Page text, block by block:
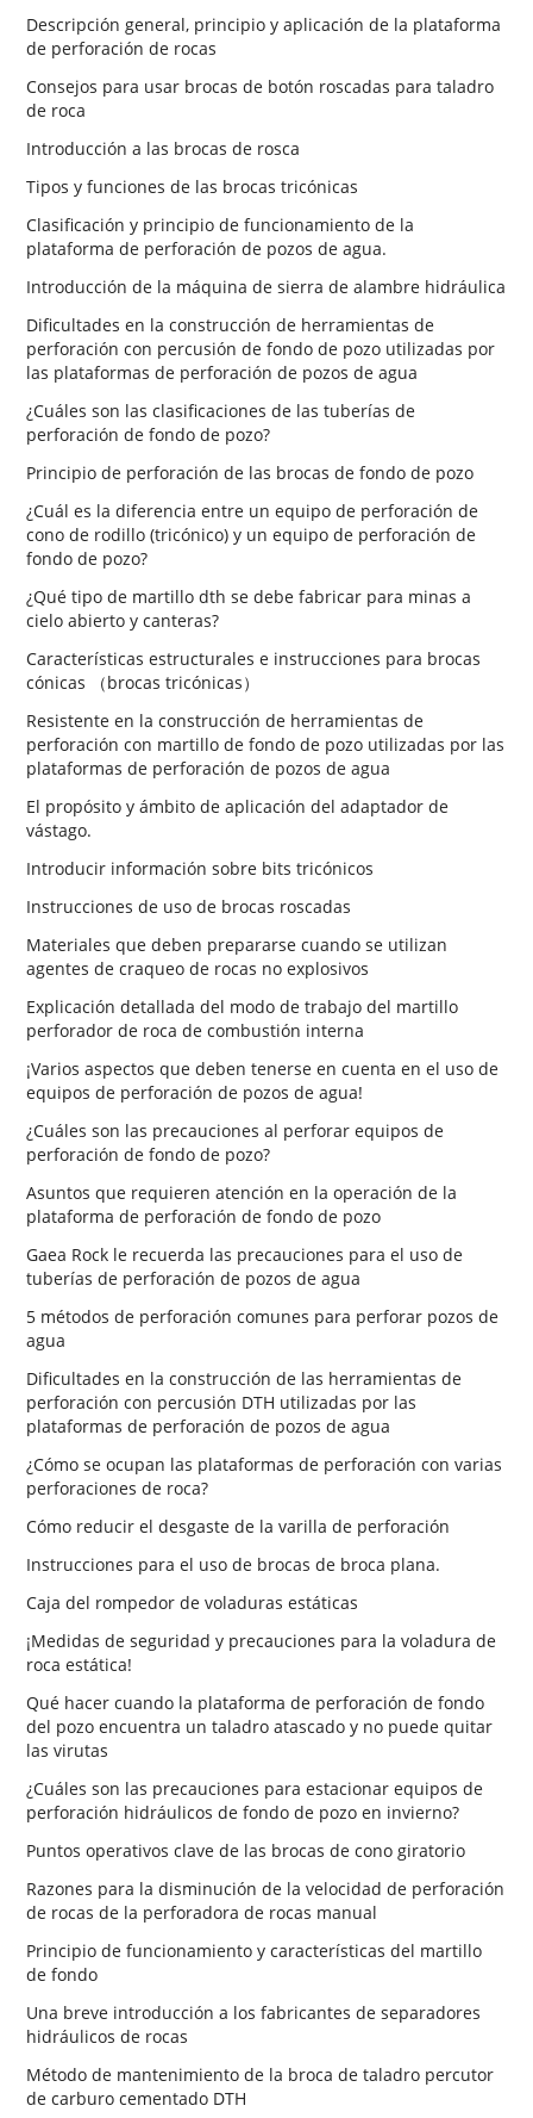
Descripción general, principio y aplicación de la plataforma
de perforación de rocas
Consejos para usar brocas de botón roscadas para taladro
de roca
Introducción a las brocas de rosca
Tipos y funciones de las brocas tricónicas
Clasificación y principio de funcionamiento de la
plataforma de perforación de pozos de agua.
Introducción de la máquina de sierra de alambre hidráulica
Dificultades en la construcción de herramientas de
perforación con percusión de fondo de pozo utilizadas por
las plataformas de perforación de pozos de agua
¿Cuáles son las clasificaciones de las tuberías de
perforación de fondo de pozo?
Principio de perforación de las brocas de fondo de pozo
¿Cuál es la diferencia entre un equipo de perforación de
cono de rodillo (tricónico) y un equipo de perforación de
fondo de pozo?
¿Qué tipo de martillo dth se debe fabricar para minas a
cielo abierto y canteras?
Características estructurales e instrucciones para brocas
cónicas （brocas tricónicas）
Resistente en la construcción de herramientas de
perforación con martillo de fondo de pozo utilizadas por las
plataformas de perforación de pozos de agua
El propósito y ámbito de aplicación del adaptador de
vástago.
Introducir información sobre bits tricónicos
Instrucciones de uso de brocas roscadas
Materiales que deben prepararse cuando se utilizan
agentes de craqueo de rocas no explosivos
Explicación detallada del modo de trabajo del martillo
perforador de roca de combustión interna
¡Varios aspectos que deben tenerse en cuenta en el uso de
equipos de perforación de pozos de agua!
¿Cuáles son las precauciones al perforar equipos de
perforación de fondo de pozo?
Asuntos que requieren atención en la operación de la
plataforma de perforación de fondo de pozo
Gaea Rock le recuerda las precauciones para el uso de
tuberías de perforación de pozos de agua
5 métodos de perforación comunes para perforar pozos de
agua
Dificultades en la construcción de las herramientas de
perforación con percusión DTH utilizadas por las
plataformas de perforación de pozos de agua
¿Cómo se ocupan las plataformas de perforación con varias
perforaciones de roca?
Cómo reducir el desgaste de la varilla de perforación
Instrucciones para el uso de brocas de broca plana.
Caja del rompedor de voladuras estáticas
¡Medidas de seguridad y precauciones para la voladura de
roca estática!
Qué hacer cuando la plataforma de perforación de fondo
del pozo encuentra un taladro atascado y no puede quitar
las virutas
¿Cuáles son las precauciones para estacionar equipos de
perforación hidráulicos de fondo de pozo en invierno?
Puntos operativos clave de las brocas de cono giratorio
Razones para la disminución de la velocidad de perforación
de rocas de la perforadora de rocas manual
Principio de funcionamiento y características del martillo
de fondo
Una breve introducción a los fabricantes de separadores
hidráulicos de rocas
Método de mantenimiento de la broca de taladro percutor
de carburo cementado DTH